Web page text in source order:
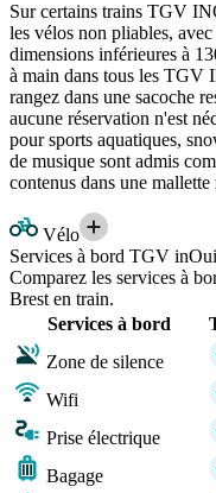
Sur certains trains TGV
les vélos non pliables,
dimensions inférieures à
à main dans tous les TGV
rangez dans une sacoche
aucune réservation n'est
pour sports aquatiques,
de musique sont admis
contenus dans une
Vélo
Services à bord TGV
Comparez les services à
Brest en train.
Services à bord
Zone de silence
Wifi
Prise électrique
Bagage